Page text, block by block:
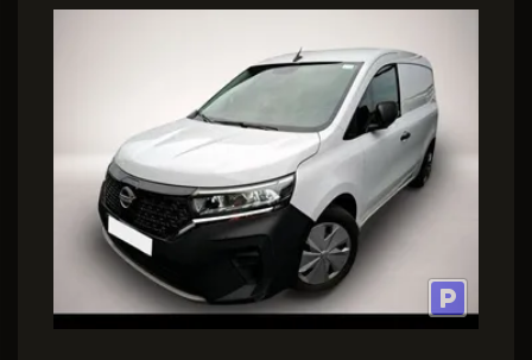
Accenta 45 kWh L1 AHK